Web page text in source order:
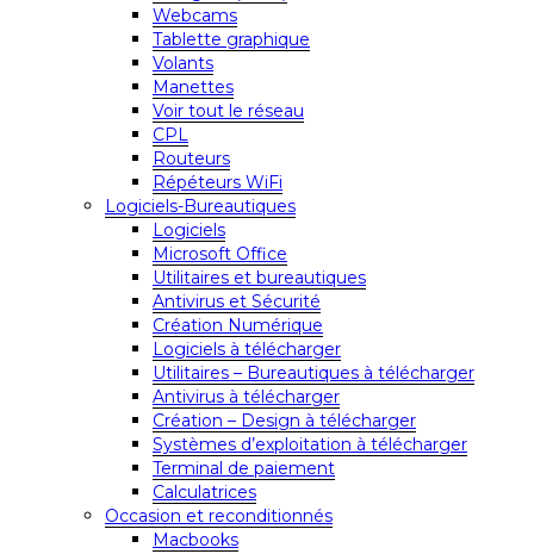
Webcams
Tablette graphique
Volants
Manettes
Voir tout le réseau
CPL
Routeurs
Répéteurs WiFi
Logiciels-Bureautiques
Logiciels
Microsoft Office
Utilitaires et bureautiques
Antivirus et Sécurité
Création Numérique
Logiciels à télécharger
Utilitaires – Bureautiques à télécharger
Antivirus à télécharger
Création – Design à télécharger
Systèmes d’exploitation à télécharger
Terminal de paiement
Calculatrices
Occasion et reconditionnés
Macbooks